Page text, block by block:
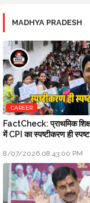
MADHYA PRADESH
CAREER
FactCheck: प्राथमिक
में CPI का स्पष्टीकरण ही
8/07/2026 08:43:00 PM